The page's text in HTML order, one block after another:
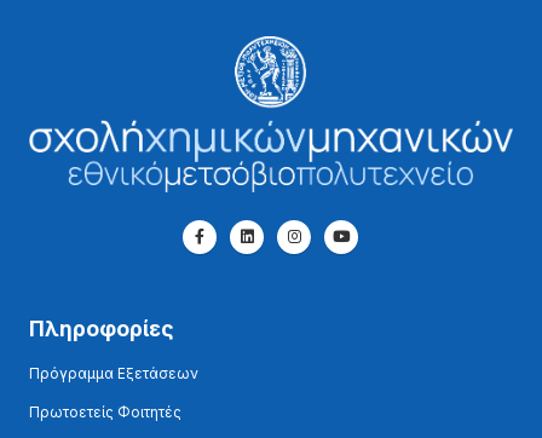
Πληροφορίες
Πρόγραμμα Εξετάσεων
Πρωτοετείς Φοιτητές